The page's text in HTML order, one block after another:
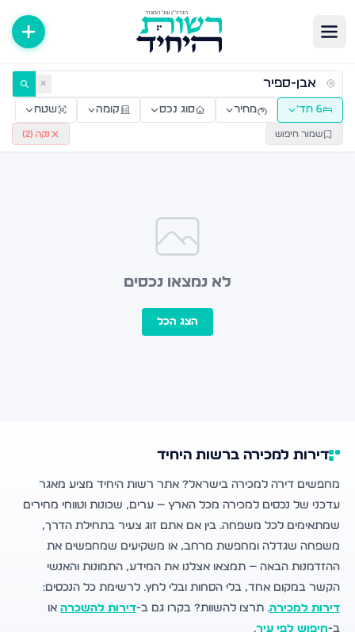
דירות למכירה ולהשכרה — רשות היחיד ✕
6 חד׳ מחיר סוג נכס קומה שטח
שמור חיפוש נקה (2
)
לא נמצאו נכסים
הצג הכל
דירות למכירה ברשות היחיד
מחפשים דירה למכירה בישראל? אתר רשות היחיד מציע מאגר
עדכני של נכסים למכירה מכל הארץ — ערים, שכונות וטווחי מחירים
שמתאימים לכל משפחה. בין אם אתם זוג צעיר בתחילת הדרך,
משפחה שגדלה ומחפשת מרחב, או משקיעים שמחפשים את
ההזדמנות הבאה — תמצאו אצלנו את המידע, התמונות והאנשי
הקשר במקום אחד, בלי הסחות ובלי לחץ. לרשימת כל הנכסים:
דירות למכירה. תרצו להשוות? בקרו גם ב-דירות להשכרה או
ב-חיפוש לפי עיר.